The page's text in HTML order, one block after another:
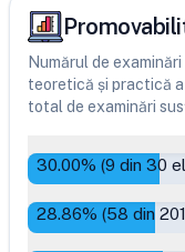
Numărul de
teoretică și practică
total de examinări
30.00% (9 din 30
28.86% (58 din 201